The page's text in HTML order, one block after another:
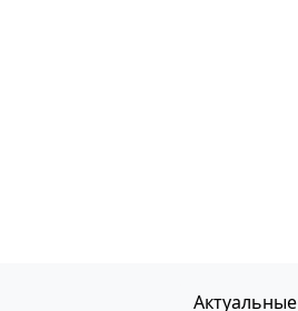
Актуальные